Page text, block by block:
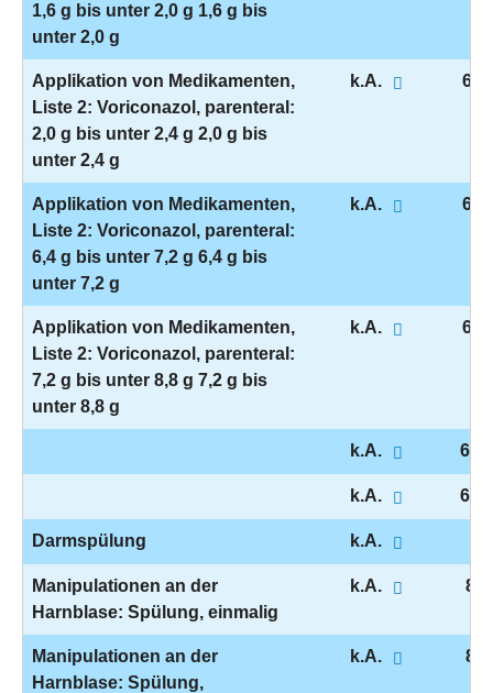
1,6 g bis unter 2,0 g 1,6 g bis
unter 2,0 g
Applikation von Medikamenten,
Liste 2: Voriconazol, parenteral:
2,0 g bis unter 2,4 g 2,0 g bis
unter 2,4 g
k.A. 6-
Applikation von Medikamenten,
Liste 2: Voriconazol, parenteral:
6,4 g bis unter 7,2 g 6,4 g bis
unter 7,2 g
k.A. 6-
Applikation von Medikamenten,
Liste 2: Voriconazol, parenteral:
7,2 g bis unter 8,8 g 7,2 g bis
unter 8,8 g
k.A. 6-
k.A. 6-
k.A. 6-
Darmspülung k.A.
Manipulationen an der
Harnblase: Spülung, einmalig
k.A. 8-
Manipulationen an der
Harnblase: Spülung,
k.A. 8-